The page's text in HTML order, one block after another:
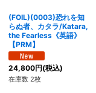
(FOIL)(0003)恐れを知
らぬ者、カタラ/Katara,
the Fearless《英語》
【PRM】
24,800円(税込)
在庫数 2枚